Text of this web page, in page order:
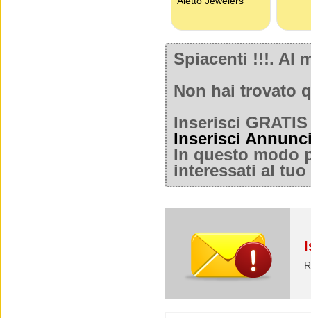
Spiacenti !!!. Al
Non hai trovato
Inserisci
Inserisci
In questo modo
interessati al